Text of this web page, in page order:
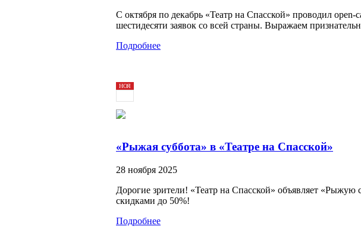
С октября по декабрь «Театр на Спасской» проводил
шестидесяти заявок со всей страны. Выражаем
Подробнее
НОЯ
«Рыжая суббота» в «Театре на Спасской»
28 ноября 2025
Дорогие зрители! «Театр на Спасской» объявляет «Рыжую
скидками до 50%!
Подробнее